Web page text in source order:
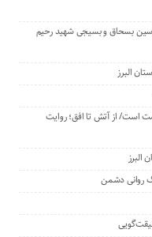
بسحاق و بسیجی شهید رحیم
البرز
است/ از آتش تا افق؛ روایت
البرز
روانی دشمن